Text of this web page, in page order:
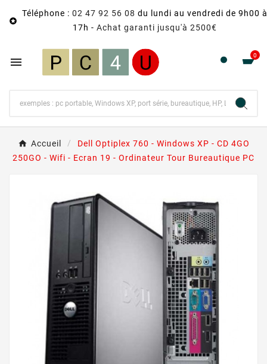

Téléphone : 02 47 92 56 08 du lundi au vendredi de 9h00 à
17h - Achat garanti jusqu'à 2500€
 0
Accueil
Dell Optiplex 760 - Windows XP - CD 4GO
250GO - Wifi - Ecran 19 - Ordinateur Tour Bureautique PC